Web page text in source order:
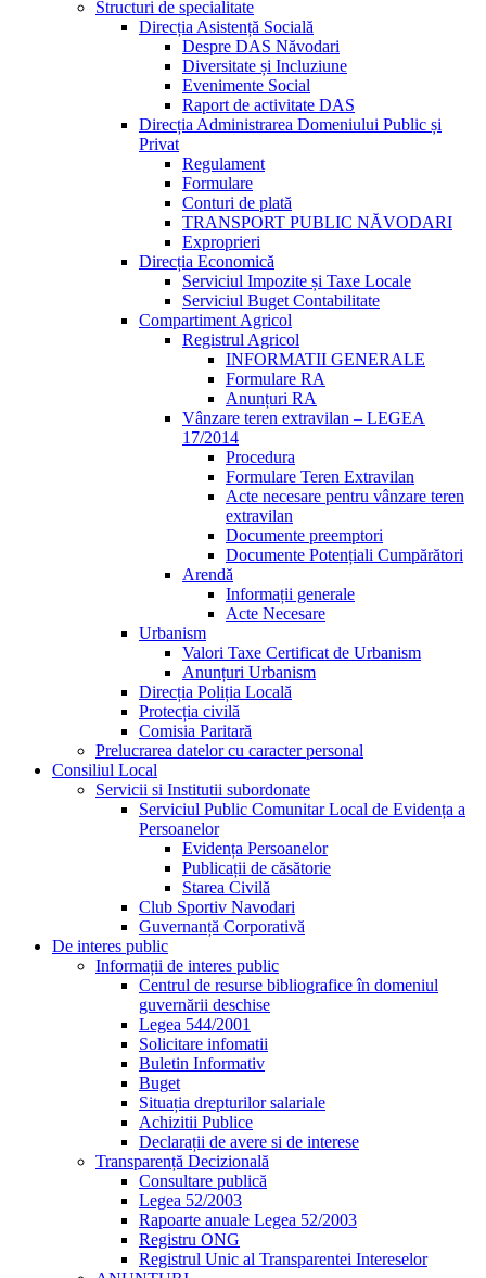
Structuri de specialitate
Direcția Asistență Socială
Despre DAS Năvodari
Diversitate și Incluziune
Evenimente Social
Raport de activitate DAS
Direcția Administrarea Domeniului Public și
Privat
Regulament
Formulare
Conturi de plată
TRANSPORT PUBLIC NĂVODARI
Exproprieri
Direcția Economică
Serviciul Impozite și Taxe Locale
Serviciul Buget Contabilitate
Compartiment Agricol
Registrul Agricol
INFORMATII GENERALE
Formulare RA
Anunțuri RA
Vânzare teren extravilan – LEGEA
17/2014
Procedura
Formulare Teren Extravilan
Acte necesare pentru vânzare teren
extravilan
Documente preemptori
Documente Potențiali Cumpărători
Arendă
Informații generale
Acte Necesare
Urbanism
Valori Taxe Certificat de Urbanism
Anunțuri Urbanism
Direcția Poliția Locală
Protecția civilă
Comisia Paritară
Prelucrarea datelor cu caracter personal
Consiliul Local
Servicii si Institutii subordonate
Serviciul Public Comunitar Local de Evidența a
Persoanelor
Evidența Persoanelor
Publicații de căsătorie
Starea Civilă
Club Sportiv Navodari
Guvernanță Corporativă
De interes public
Informații de interes public
Centrul de resurse bibliografice în domeniul
guvernării deschise
Legea 544/2001
Solicitare infomatii
Buletin Informativ
Buget
Situația drepturilor salariale
Achizitii Publice
Declarații de avere si de interese
Transparență Decizională
Consultare publică
Legea 52/2003
Rapoarte anuale Legea 52/2003
Registru ONG
Registrul Unic al Transparentei Intereselor